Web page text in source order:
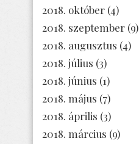
2018. október (4)
2018. szeptember (9)
2018. augusztus (4)
2018. július (3)
2018. június (1)
2018. május (7)
2018. április (3)
2018. március (9)